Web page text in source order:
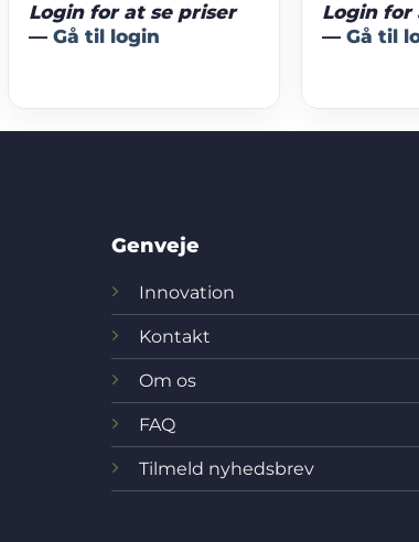
Login for at se priser
—Gå til login
Login for
—Gå til
Genveje
Innovation
Kontakt
Om os
FAQ
Tilmeld nyhedsbrev